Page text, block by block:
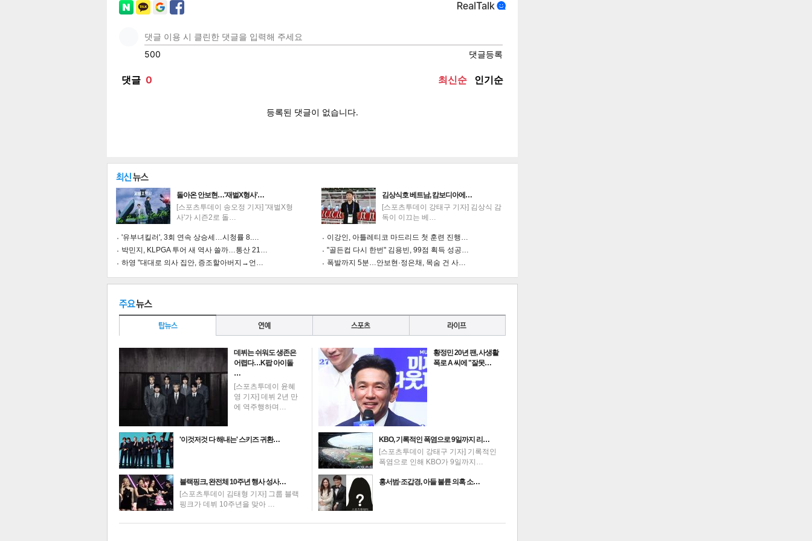
소
트위 카카 인쇄 목록
최신뉴스
돌아온 안보현…'재벌X형사'…
[스포츠투데이 송오정 기자] '재벌X형
사'가 시즌2로 돌…
'유부녀킬러', 3회 연속 상승세…시청률 8.…
박민지, KLPGA 투어 새 역사 쓸까…통산 21…
하영 "대대로 의사 집안, 증조할아버지→언…
김상식호 베트남, 캄보디아에…
[스포츠투데이 강태구 기자] 김상식 감
독이 이끄는 베…
이강인, 아틀레티코 마드리드 첫 훈련 진행…
"골든컵 다시 한번" 김용빈, 99점 획득 성공…
폭발까지 5분…안보현·정은채, 목숨 건 사…
데뷔는 쉬워도 생존은
어렵다…K팝 아이돌
…
[스포츠투데이 윤혜
영 기자] 데뷔 2년 만
에 역주행하며…
'이것저것 다 해내는' 스키즈 귀환…
블랙핑크, 완전체 10주년 행사 성사…
[스포츠투데이 김태형 기자] 그룹 블랙
핑크가 데뷔 10주년을 맞아 …
황정민 20년 팬, 사생활
폭로 A 씨에 "잘못…
KBO, 기록적인 폭염으로 9일까지 리…
[스포츠투데이 강태구 기자] 기록적인
폭염으로 인해 KBO가 9일까지…
홍서범·조갑경, 아들 불륜 의혹 소…